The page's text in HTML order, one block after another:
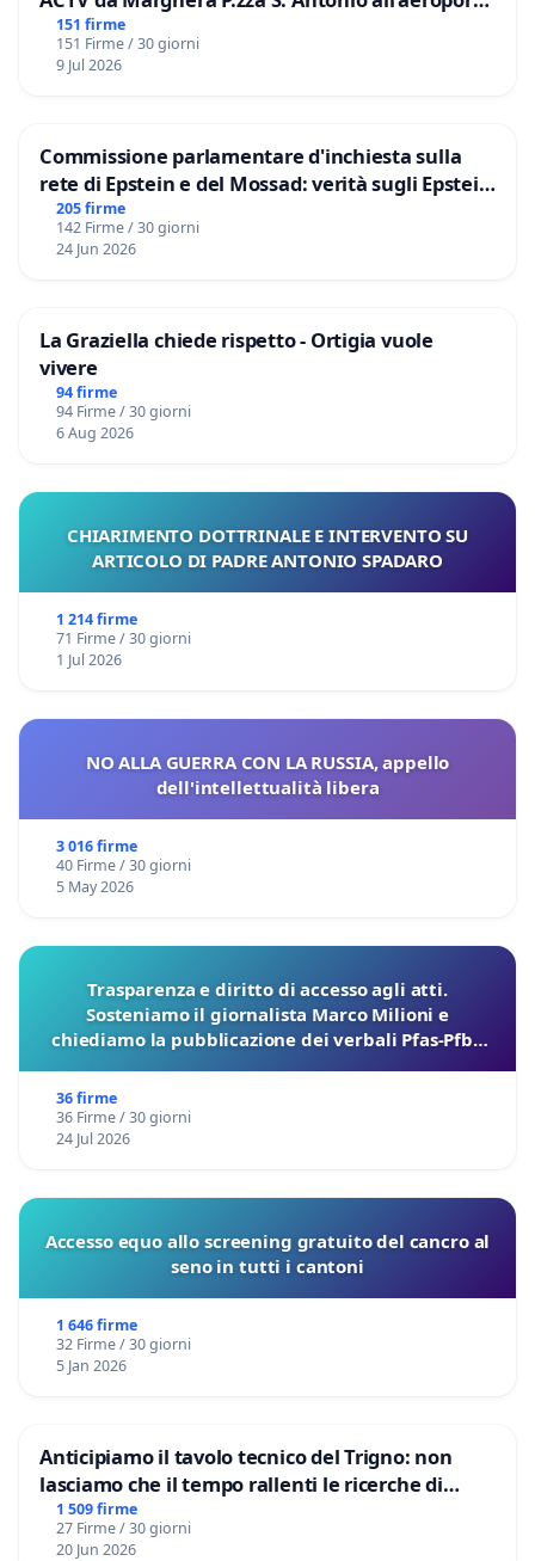
Marco Polo tariffa a € 1,50
151 firme
151 Firme / 30 giorni
9 Jul 2026
Commissione parlamentare d'inchiesta sulla
rete di Epstein e del Mossad: verità sugli Epstein
Files
205 firme
142 Firme / 30 giorni
24 Jun 2026
La Graziella chiede rispetto - Ortigia vuole
vivere
94 firme
94 Firme / 30 giorni
6 Aug 2026
CHIARIMENTO DOTTRINALE E INTERVENTO SU
ARTICOLO DI PADRE ANTONIO SPADARO
1 214 firme
71 Firme / 30 giorni
1 Jul 2026
NO ALLA GUERRA CON LA RUSSIA, appello
dell'intellettualità libera
3 016 firme
40 Firme / 30 giorni
5 May 2026
Trasparenza e diritto di accesso agli atti.
Sosteniamo il giornalista Marco Milioni e
chiediamo la pubblicazione dei verbali Pfas-Pfba
36 firme
36 Firme / 30 giorni
24 Jul 2026
Accesso equo allo screening gratuito del cancro al
seno in tutti i cantoni
1 646 firme
32 Firme / 30 giorni
5 Jan 2026
Anticipiamo il tavolo tecnico del Trigno: non
lasciamo che il tempo rallenti le ricerche di
Domenico Racanati
1 509 firme
27 Firme / 30 giorni
20 Jun 2026